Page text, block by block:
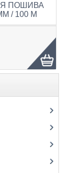
ПОШИВА
/ 100 М